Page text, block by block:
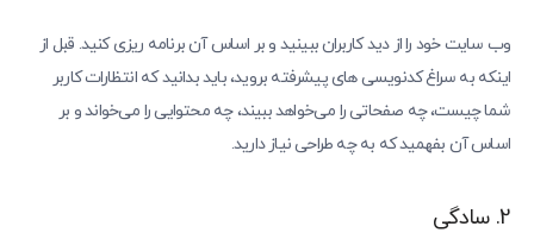
وب سایت خود را از دید کاربران ببینید و بر اساس آن برنامه ریزی کنید. قبل از
اینکه به سراغ کدنویسی های پیشرفته بروید، باید بدانید که انتظارات کاربر
شما چیست، چه صفحاتی را می‌خواهد ببیند، چه محتوایی را می‌خواند و بر
اساس آن بفهمید که به چه طراحی نیاز دارید.
2. سادگی